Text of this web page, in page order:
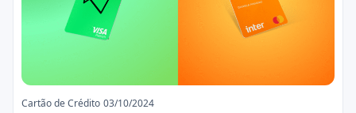
Cartão de Crédito 03/10/2024